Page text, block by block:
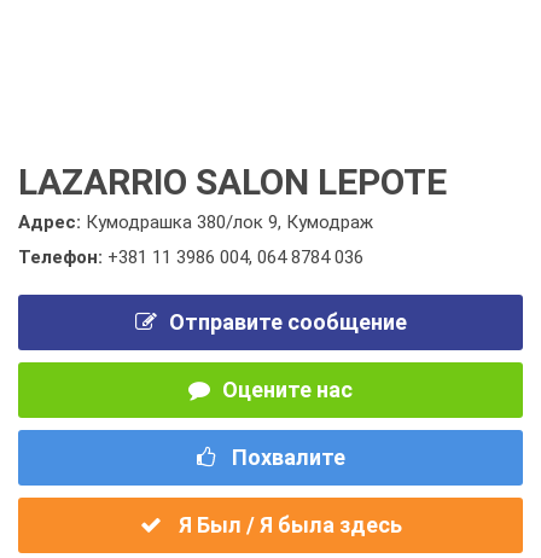
LAZARRIO SALON LEPOTE
Адрес: Кумодрашка 380/лок 9, Кумодраж
Телефон: +381 11 3986 004, 064 8784 036
Отправите сообщение
Оцените нас
Похвалите
Я Был / Я была здесь